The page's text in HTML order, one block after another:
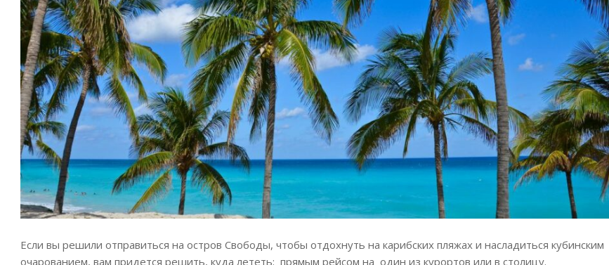
Если вы решили отправиться на остров Свободы, чтобы отдохнуть на карибских пляжах и насладиться кубинским
очарованием, вам придется решить, куда лететь: прямым рейсом на один из курортов или в столицу.